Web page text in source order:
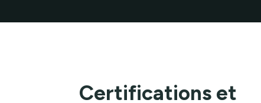
Certifications et